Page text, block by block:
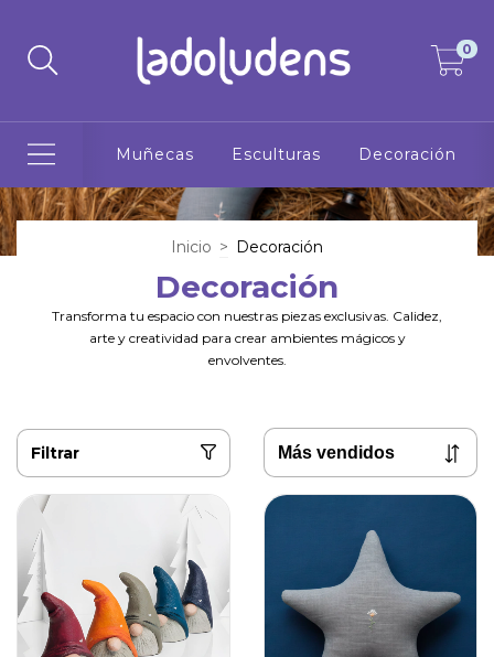
0
Muñecas Esculturas Decoración
Inicio > Decoración
Decoración
Transforma tu espacio con nuestras piezas exclusivas. Calidez,
arte y creatividad para crear ambientes mágicos y
envolventes.
Filtrar